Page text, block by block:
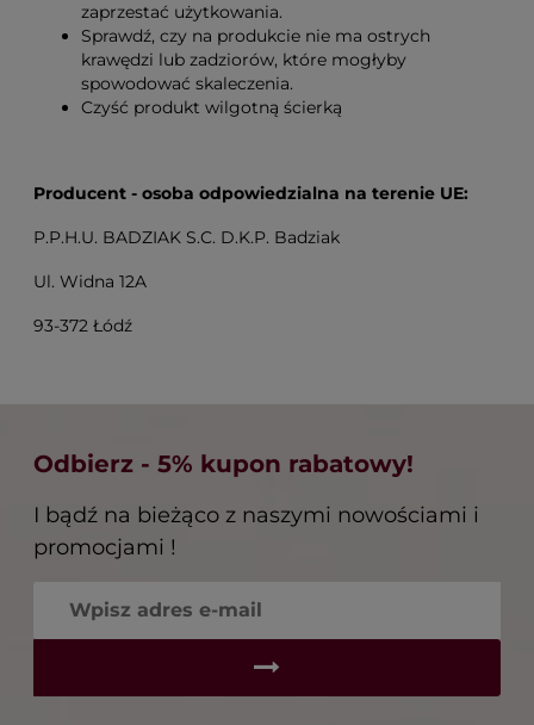
zaprzestać użytkowania.
Sprawdź, czy na produkcie nie ma ostrych
krawędzi lub zadziorów, które mogłyby
spowodować skaleczenia.
Czyść produkt wilgotną ścierką
Producent - osoba odpowiedzialna na terenie UE:
P.P.H.U. BADZIAK S.C. D.K.P. Badziak
Ul. Widna 12A
93-372 Łódź
Odbierz - 5% kupon rabatowy!
I bądź na bieżąco z naszymi nowościami i
promocjami !